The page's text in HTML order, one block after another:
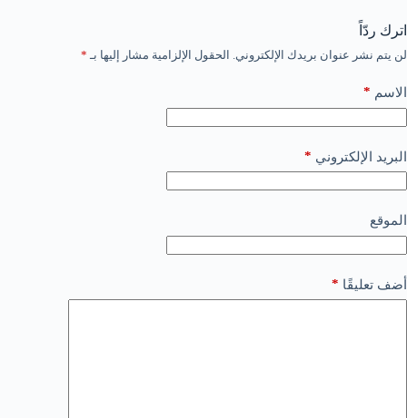
اترك ردّاً
لن يتم نشر عنوان بريدك الإلكتروني. الحقول الإلزامية مشار إليها بـ *
الاسم *
البريد الإلكتروني *
الموقع
أضف تعليقًا *